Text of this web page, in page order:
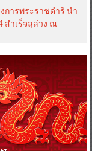
การพระราชดำริ นำ
สำเร็จลุล่วง ณ